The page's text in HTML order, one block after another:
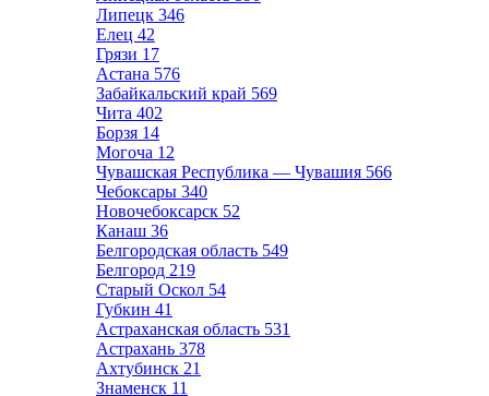
Липецк 346
Елец 42
Грязи 17
Астана 576
Забайкальский край 569
Чита 402
Борзя 14
Могоча 12
Чувашская Республика — Чувашия 566
Чебоксары 340
Новочебоксарск 52
Канаш 36
Белгородская область 549
Белгород 219
Старый Оскол 54
Губкин 41
Астраханская область 531
Астрахань 378
Ахтубинск 21
Знаменск 11